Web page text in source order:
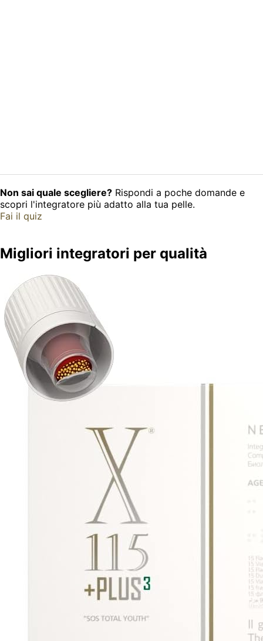
Non sai quale scegliere? Rispondi a poche domande e
scopri l'integratore più adatto alla tua pelle.
Fai il quiz
Migliori integratori per qualità